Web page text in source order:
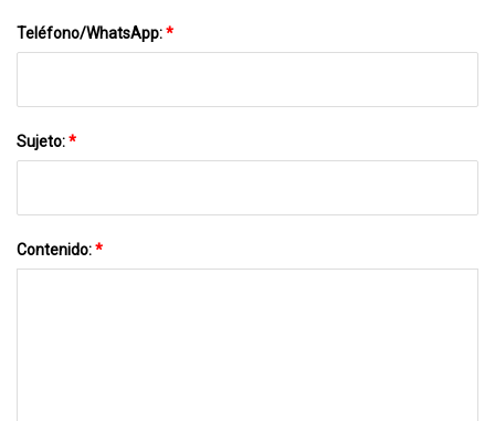
Teléfono/WhatsApp:*
Sujeto:*
Contenido:*